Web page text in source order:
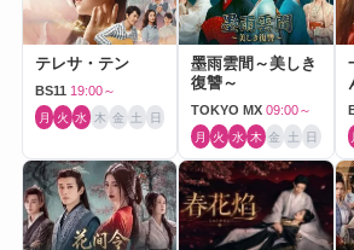
テレサ・テン
BS11 19:00～
月 火 水 木 金 土 日
墨雨雲間～美しき
復讐～
TOKYO MX 09:00～
月 火 水 木 金 土 日